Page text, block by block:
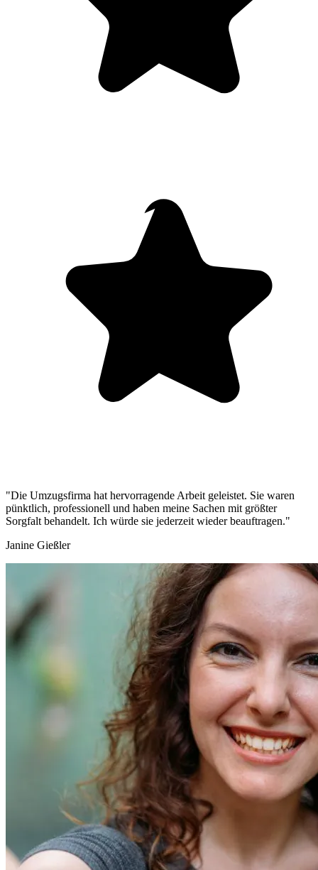
"Die Umzugsfirma hat hervorragende Arbeit geleistet. Sie waren
pünktlich, professionell und haben meine Sachen mit größter
Sorgfalt behandelt. Ich würde sie jederzeit wieder beauftragen."
Janine Gießler